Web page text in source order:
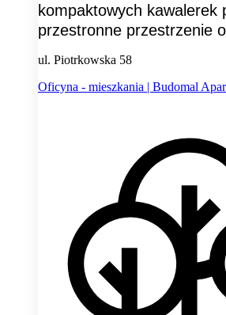
kompaktowych kawalerek
przestronne przestrzenie
ul. Piotrkowska 58
Oficyna - mieszkania | Budomal